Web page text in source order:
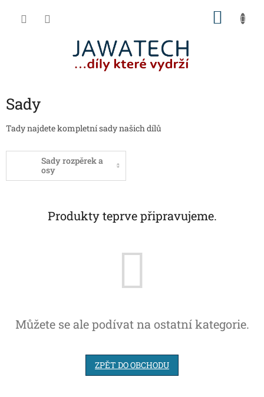
Sady
Tady najdete kompletní sady našich dílů
Sady rozpěrek a
osy
Produkty teprve připravujeme.
Můžete se ale podívat na ostatní kategorie.
ZPĚT DO OBCHODU